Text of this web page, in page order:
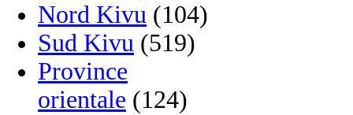
Nord Kivu (104)
Sud Kivu (519)
Province
orientale (124)